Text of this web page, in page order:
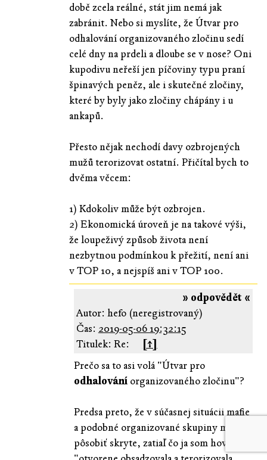
době zcela reálné, stát jim nemá jak
zabránit. Nebo si myslíte, že Útvar pro
odhalování organizovaného zločinu sedí
celé dny na prdeli a dloube se v nose? Oni
kupodivu neřeší jen píčoviny typu praní
špinavých peněz, ale i skutečné zločiny,
které by byly jako zločiny chápány i u
ankapů.
Přesto nějak nechodí davy ozbrojených
mužů terorizovat ostatní. Přičítal bych to
dvěma věcem:
1) Kdokoliv může být ozbrojen.
2) Ekonomická úroveň je na takové výši,
že loupeživý způsob života není
nezbytnou podmínkou k přežití, není ani
v TOP 10, a nejspíš ani v TOP 100.
» odpovědět «
Autor: hefo (neregistrovaný)
Čas: 2019-05-06 19:32:15
Titulek: Re:
[↑]
Prečo sa to asi volá "Útvar pro
odhalováníorganizovaného zločinu"?
Predsa preto, že v súčasnej situácii mafie
a podobné organizované skupiny musia
pôsobiť skryte, zatiaľ čo ja som hovoril